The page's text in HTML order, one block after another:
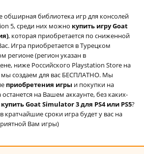
обширная библиотека игр для консолей
5, среди них можно купить игру Goat
, которая приобретается по сниженной
Игра приобретается в Турецком
регионе (регион указан в
ниже Российского Playstation Store на
мы создаем для вас БЕСПЛАТНО. Мы
приобретения игры и покупки на
останется на Вашем аккаунте, без каких-
купить Goat Simulator 3 для PS4 или PS5?
кратчайшие сроки игра будет у вас на
Вам игры)